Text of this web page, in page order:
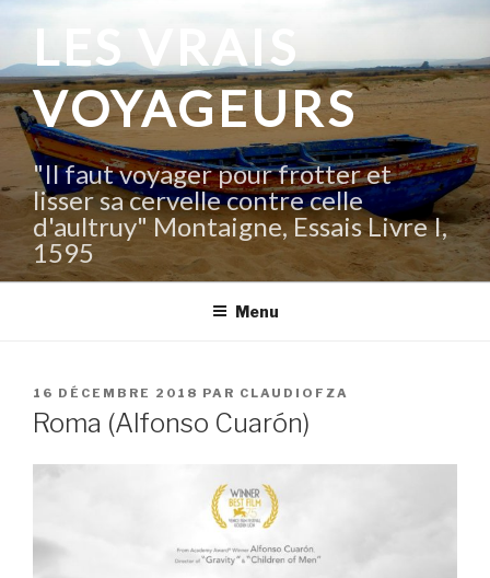
contenu
principal
LES VRAIS
VOYAGEURS
"Il faut voyager pour frotter et
lisser sa cervelle contre celle
d'aultruy" Montaigne, Essais Livre I,
1595
Menu
PUBLIÉ
LE
16 DÉCEMBRE 2018 PAR CLAUDIOFZA
Roma (Alfonso Cuarón)